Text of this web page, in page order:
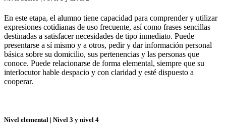
En este etapa, el alumno tiene capacidad para comprender y utilizar
expresiones cotidianas de uso frecuente, así como frases sencillas
destinadas a satisfacer necesidades de tipo inmediato. Puede
presentarse a sí mismo y a otros, pedir y dar información personal
básica sobre su domicilio, sus pertenencias y las personas que
conoce. Puede relacionarse de forma elemental, siempre que su
interlocutor hable despacio y con claridad y esté dispuesto a
cooperar.
Nivel elemental | Nivel 3 y nivel 4